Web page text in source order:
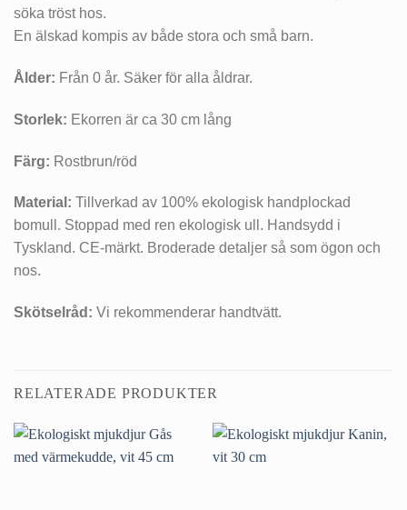
söka tröst hos.
En älskad kompis av både stora och små barn.
Ålder: Från 0 år. Säker för alla åldrar.
Storlek: Ekorren är ca 30 cm lång
Färg: Rostbrun/röd
Material: Tillverkad av 100% ekologisk handplockad
bomull. Stoppad med ren ekologisk ull. Handsydd i
Tyskland. CE-märkt. Broderade detaljer så som ögon och
nos.
Skötselråd: Vi rekommenderar handtvätt.
RELATERADE PRODUKTER